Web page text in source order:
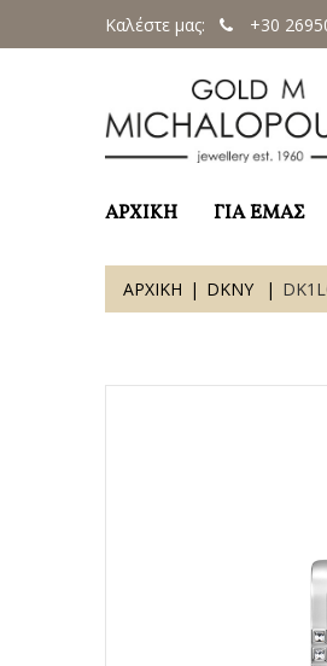
Καλέστε μας: +30
ΑΡΧΙΚΗ ΓΙΑ ΕΜΑΣ
ΑΡΧΙΚΗ DKNY